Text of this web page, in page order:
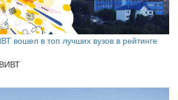
вошел в топ лучших вузов в рейтинге